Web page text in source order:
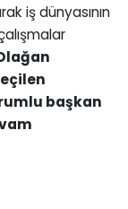
iş dünyasının
başkan